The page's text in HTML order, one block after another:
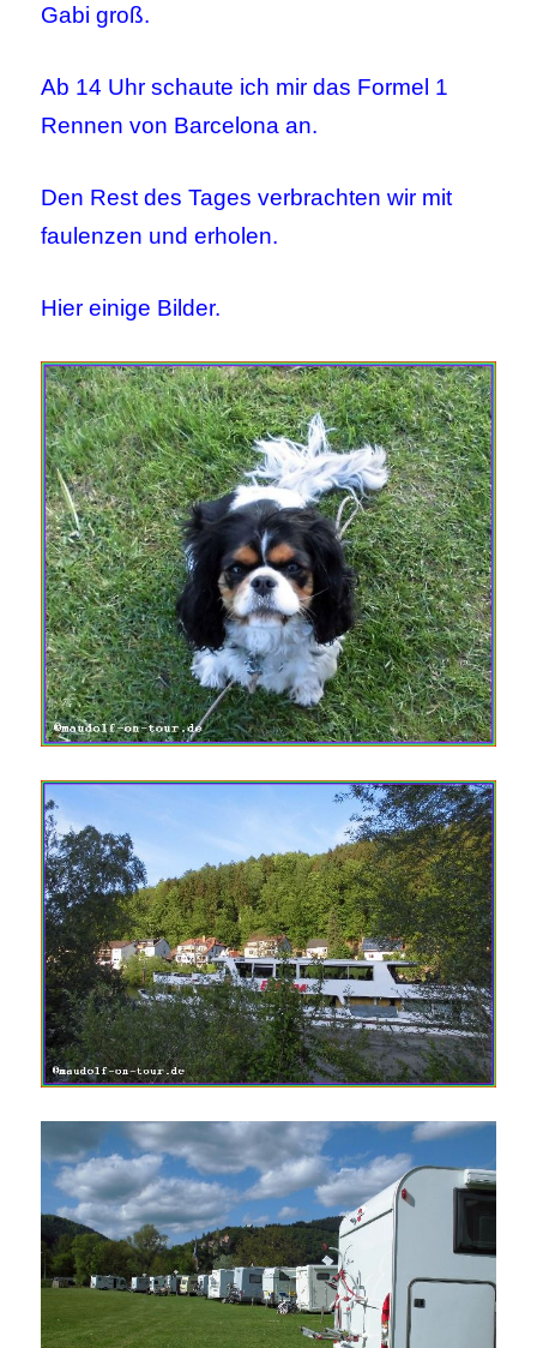
Gabi groß.
Ab 14 Uhr schaute ich mir das Formel 1
Rennen von Barcelona an.
Den Rest des Tages verbrachten wir mit
faulenzen und erholen.
Hier einige Bilder.